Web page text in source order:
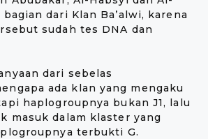
bagian dari Klan Ba’alwi, karena
sudah tes DNA dan
dari sebelas
ada klan yang mengaku
haplogroupnya bukan J1, lalu
masuk dalam klaster yang
terbukti G.